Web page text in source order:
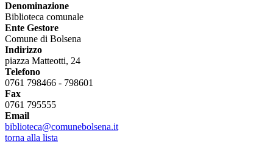
Denominazione
Biblioteca comunale
Ente Gestore
Comune di Bolsena
Indirizzo
piazza Matteotti, 24
Telefono
0761 798466 - 798601
Fax
0761 795555
Email
biblioteca@comunebolsena.it
torna alla lista